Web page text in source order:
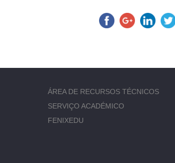
ÁREA DE RECURSOS TÉCNICOS
SERVIÇO ACADÉMICO
FENIXEDU